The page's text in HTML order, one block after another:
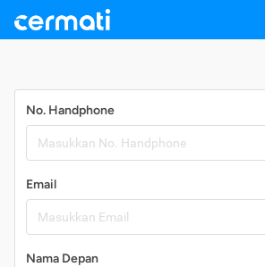
No. Handphone
Email
Nama Depan